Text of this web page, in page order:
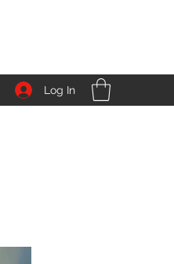
Log In